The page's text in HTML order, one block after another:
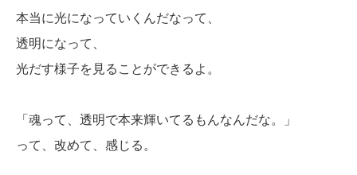
本当に光になっていくんだなって、
透明になって、
光だす様子を見ることができるよ。
「魂って、透明で本来輝いてるもんなんだな。」
って、改めて、感じる。